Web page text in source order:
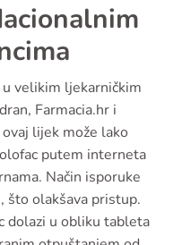
velikim ljekarničkim
Farmacia.hr i
lijek može lako
putem interneta
Način isporuke
što olakšava pristup.
dolazi u obliku tableta